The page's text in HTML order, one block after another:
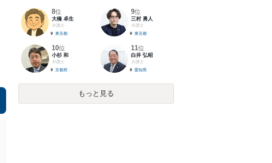
8位
大橋 卓生
弁護士
東京都
9位
三村 勇人
弁護士
東京都
10位
小杉 和
弁護士
京都府
11位
白井 弘昭
弁護士
愛知県
もっと見る